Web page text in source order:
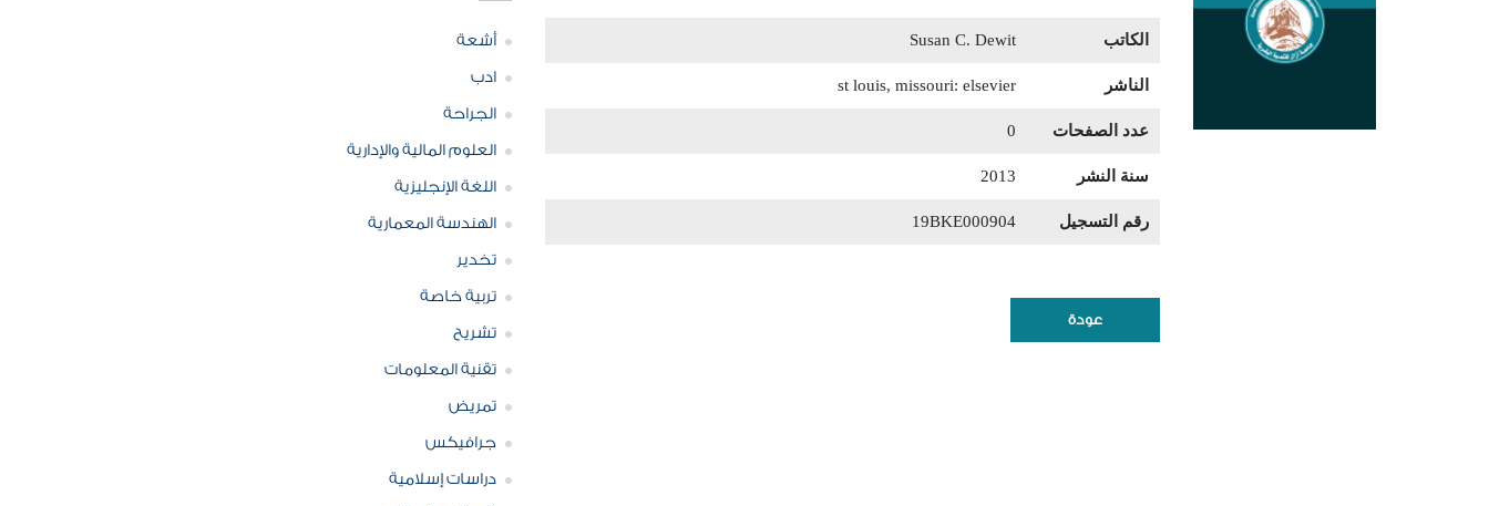
الكاتب Susan C. Dewit
الناشر st louis, missouri: elsevier
عدد الصفحات 0
سنة النشر 2013
رقم التسجيل 19BKE000904
عودة
أشعة
ادب
الجراحة
العلوم المالية والإدارية
اللغة الإنجليزية
الهندسة المعمارية
تخدير
تربية خاصة
تشريح
تقنية المعلومات
تمريض
جرافيكس
دراسات إسلامية